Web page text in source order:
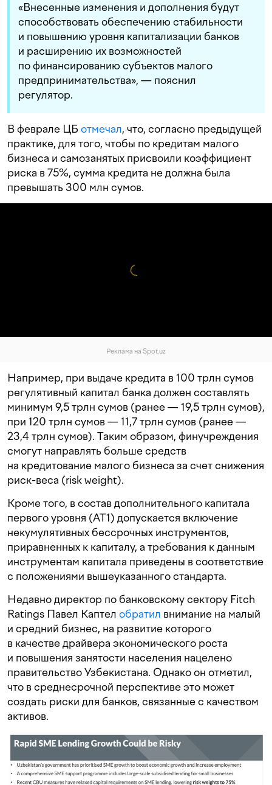
«Внесенные изменения и дополнения будут
способствовать обеспечению стабильности
и повышению уровня капитализации банков
и расширению их возможностей
по финансированию субъектов малого
предпринимательства», — пояснил
регулятор.
В феврале ЦБ отмечал, что, согласно предыдущей
практике, для того, чтобы по кредитам малого
бизнеса и самозанятых присвоили коэффициент
риска в 75%, сумма кредита не должна была
превышать 300 млн сумов.
Реклама на Spot.uz
Например, при выдаче кредита в 100 трлн сумов
регулятивный капитал банка должен составлять
минимум 9,5 трлн сумов (ранее — 19,5 трлн сумов),
при 120 трлн сумов — 11,7 трлн сумов (ранее —
23,4 трлн сумов). Таким образом, финучреждения
смогут направлять больше средств
на кредитование малого бизнеса за счет снижения
риск-веса (risk weight).
Кроме того, в состав дополнительного капитала
первого уровня (AT1) допускается включение
некумулятивных бессрочных инструментов,
приравненных к капиталу, а требования к данным
инструментам капитала приведены в соответствие
с положениями вышеуказанного стандарта.
Недавно директор по банковскому сектору Fitch
Ratings Павел Каптел обратил внимание на малый
и средний бизнес, на развитие которого
в качестве драйвера экономического роста
и повышения занятости населения нацелено
правительство Узбекистана. Однако он отметил,
что в среднесрочной перспективе это может
создать риски для банков, связанные с качеством
активов.